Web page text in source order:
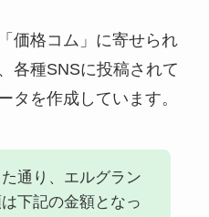
価格コム」に寄せられ
各種SNSに投稿されて
タを作成しています。
通り、エルグラン
下記の金額となっ